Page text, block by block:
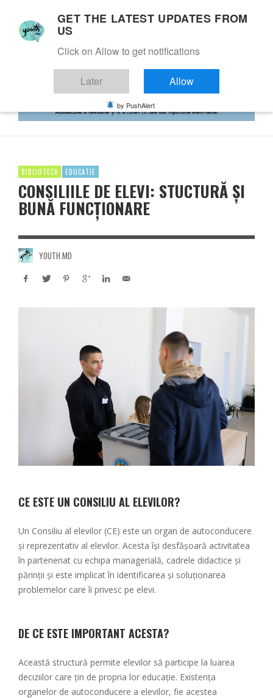
BIBLIOTECĂ EDUCATIE
CONSILIILE DE ELEVI: STUCTURĂ ȘI
BUNĂ FUNCȚIONARE
YOUTH.MD
CE ESTE UN CONSILIU AL ELEVILOR?
Un Consiliu al elevilor (CE) este un organ de autoconducere
și reprezentativ al elevilor. Acesta își desfășoară activitatea
în parteneriat cu echipa managerială, cadrele didactice și
părinții și este implicat în identificarea și soluționarea
problemelor care îi privesc pe elevi.
DE CE ESTE IMPORTANT ACESTA?
Această structură permite elevilor să participe la luarea
deciziilor care țin de propria lor educație. Existența
organelor de autoconducere a elevilor, fie acestea
GET THE LATEST UPDATES FROM
US
Click on Allow to get notifications
Later Allow
by PushAlert